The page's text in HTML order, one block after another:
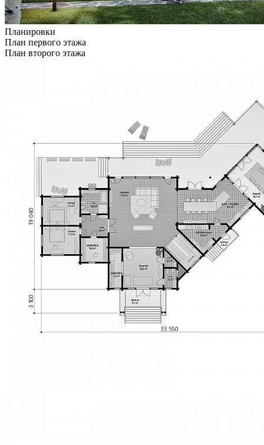
Планировки
План первого этажа
План второго этажа